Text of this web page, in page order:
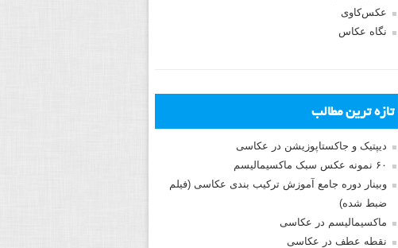
عکس‌کاوی
نگاه عکاس
تازه ترین مطالب
دیپتیک و جاکستا‌پوزیشن در عکاسی
۶۰ نمونه عکس سبک ماکسیمالیسم
وبینار دوره جامع آموزش ترکیب بندی عکاسی (فیلم
ضبط شده)
ماکسیمالیسم در عکاسی
نقطه عطف در عکاسی